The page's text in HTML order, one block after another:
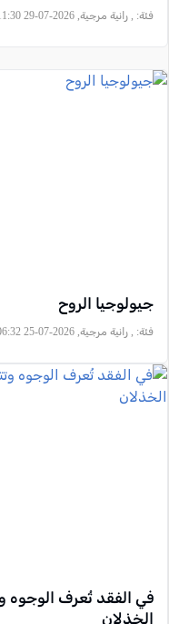
فئة: , رانية مرجية, 2026-07-29 08:11:30
جيولوجيا الروح
فئة: , رانية مرجية, 2026-07-25 09:06:32
في الفقد تُعرف الوجوه
الخذلان